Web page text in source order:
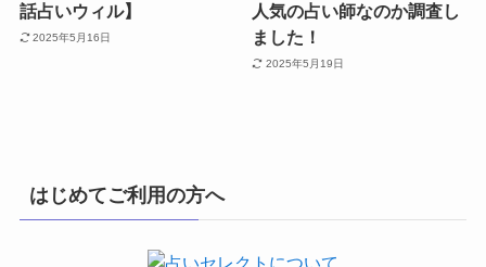
話占いウィル】
2025年5月16日
人気の占い師なのか調査し
ました！
2025年5月19日
はじめてご利用の方へ